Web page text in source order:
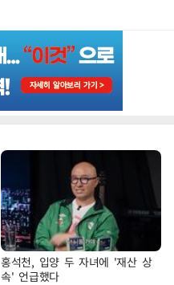
홍석천, 입양 두 자녀에 '재산 상
속' 언급했다